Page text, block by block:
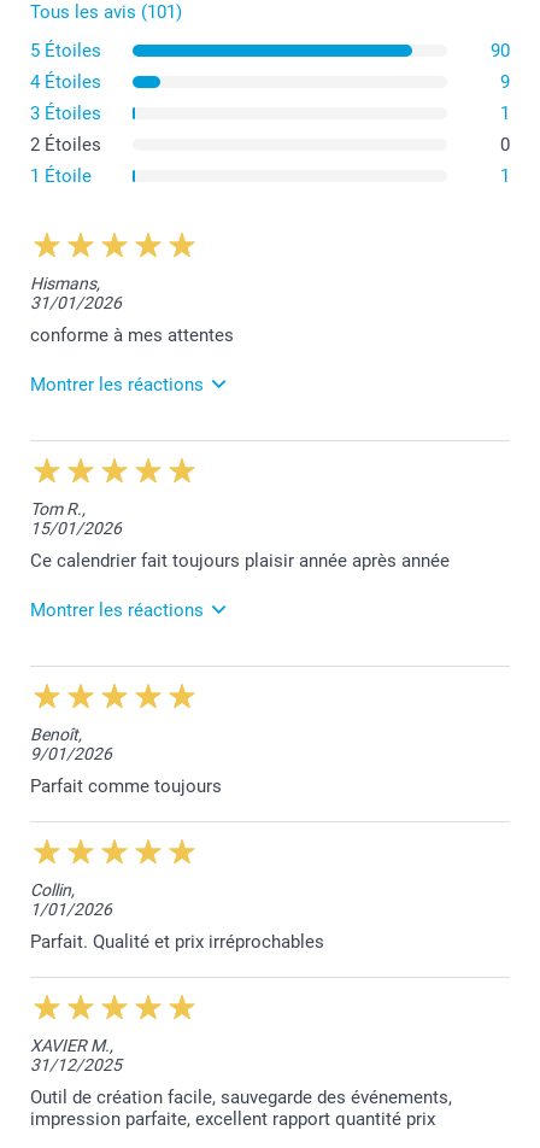
Tous les avis (101)
5 Étoiles
90
4 Étoiles
9
3 Étoiles
1
2 Étoiles
0
1 Étoile
1
Hismans,
31/01/2026
conforme à mes attentes
Montrer les réactions
3/03/2026
13:28
Merci pour votre super commentaire René. Nous
sommes ravis que notre travail vous plaise.
Toujours à votre écoute,
Laila@Smartphoto
Tom R.,
15/01/2026
Ce calendrier fait toujours plaisir année après année
Montrer les réactions
5/03/2026
13:12
Votre excellent commentaire nous touche beaucoup
récompense.
Nous sommes à votre entière disposition,
Laila@Smartphoto
Benoît,
9/01/2026
Parfait comme toujours
Collin,
1/01/2026
Parfait. Qualité et prix irréprochables
XAVIER M.,
31/12/2025
Outil de création facile, sauvegarde des événements,
impression parfaite, excellent rapport quantité prix